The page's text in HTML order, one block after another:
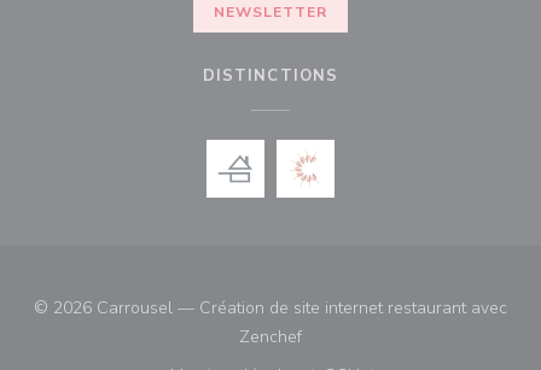
NEWSLETTER
DISTINCTIONS
© 2026 Carrousel — Création de site internet restaurant avec
Zenchef((ouvre une nouvelle fenêtre))